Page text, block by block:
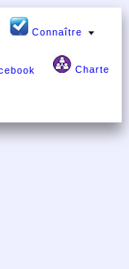
Connaître
Charte